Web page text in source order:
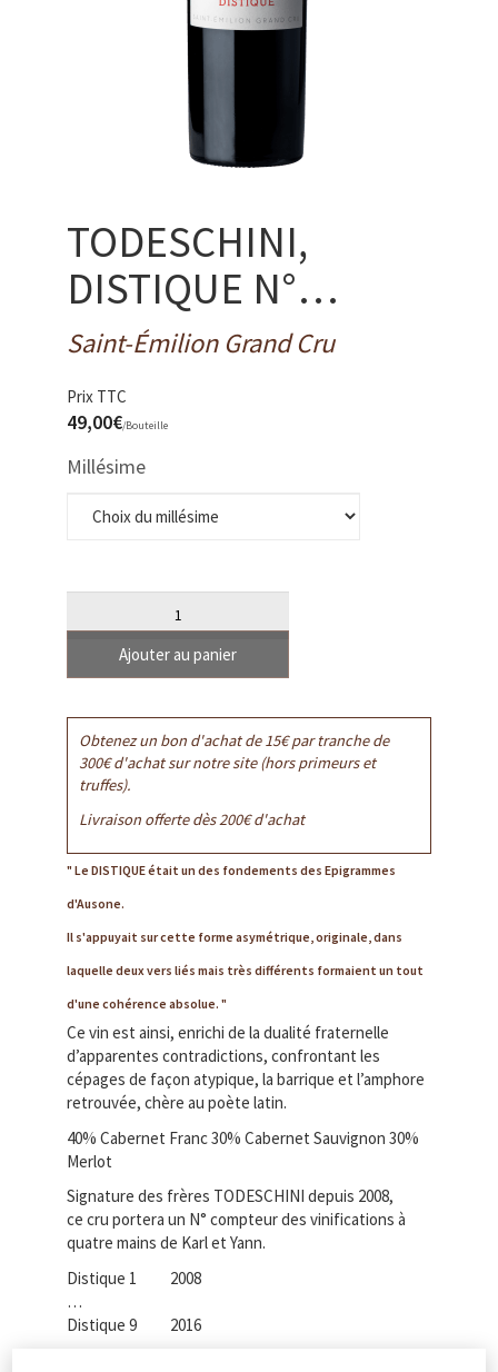
TODESCHINI,
DISTIQUE N°…
Saint-Émilion Grand Cru
Prix TTC
49,00€/Bouteille
Millésime
Ajouter au panier
Obtenez un bon d'achat de 15€ par tranche de
300€ d'achat sur notre site (hors primeurs et
truffes).
Livraison offerte dès 200€ d'achat
Le DISTIQUE était un des fondements des Epigrammes
d'Ausone.
Il s'appuyait sur cette forme asymétrique, originale, dans
laquelle deux vers liés mais très différents formaient un tout
d'une cohérence absolue.
Ce vin est ainsi, enrichi de la dualité fraternelle
d’apparentes contradictions, confrontant les
cépages de façon atypique, la barrique et l’amphore
retrouvée, chère au poète latin.
40% Cabernet Franc 30% Cabernet Sauvignon 30%
Merlot
Signature des frères TODESCHINI depuis 2008,
ce cru portera un N° compteur des vinifications à
quatre mains de Karl et Yann.
Distique 1 2008
…
Distique 9 2016